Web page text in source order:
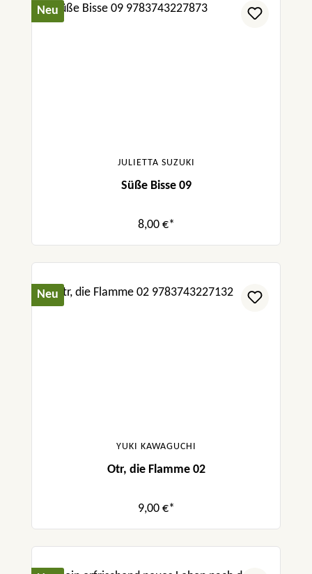
Neu
JULIETTA SUZUKI
Süße Bisse 09
8,00 €*
Neu
YUKI KAWAGUCHI
Otr, die Flamme 02
9,00 €*